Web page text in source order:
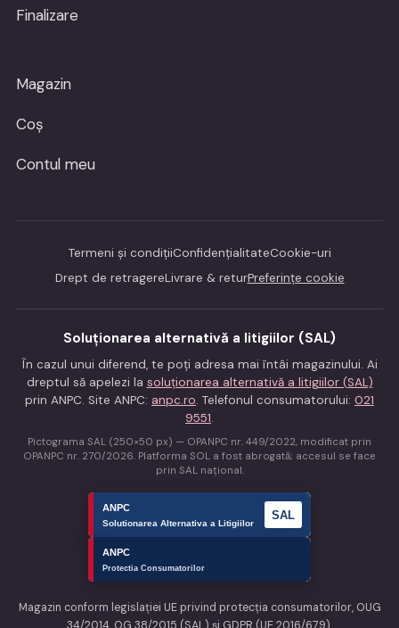
Finalizare
Magazin
Coș
Contul meu
Termeni și condițiiConfidențialitateCookie-uri
Drept de retragereLivrare & returPreferințe cookie
Soluționarea alternativă a litigiilor (SAL)
În cazul unui diferend, te poți adresa mai întâi magazinului. Ai
dreptul să apelezi la soluționarea alternativă a litigiilor (SAL)
prin ANPC. Site ANPC: anpc.ro. Telefonul consumatorului: 021
9551.
Pictograma SAL (250×50 px) — OPANPC nr. 449/2022, modificat prin
OPANPC nr. 270/2026. Platforma SOL a fost abrogată; accesul se face
prin SAL național.
Magazin conform legislației UE privind protecția consumatorilor, OUG